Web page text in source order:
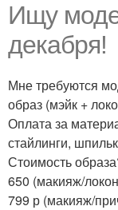
Ищу
декабря!
Мне требуются
образ (мэйк +
Оплата за
стайлинги,
Стоимость
650 (макияж/
799 р (макияж/